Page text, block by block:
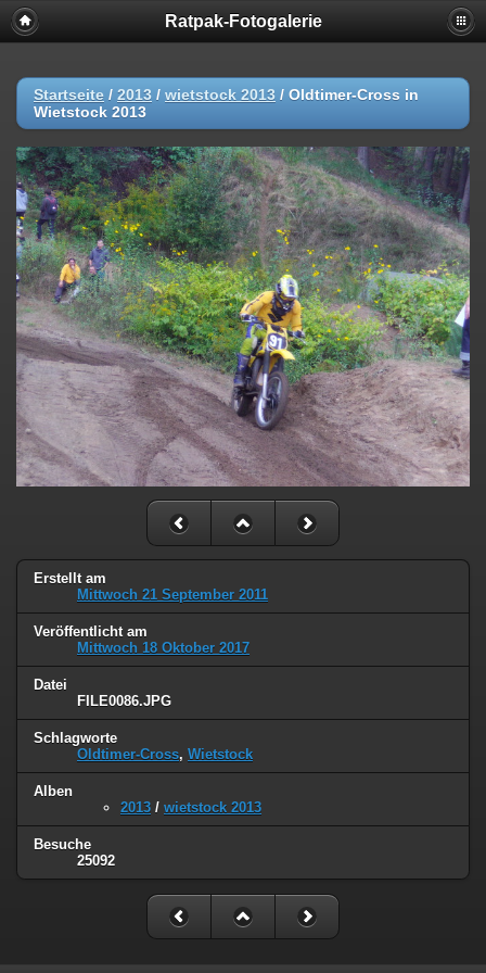
Ratpak-Fotogalerie
Startseite / 2013 / wietstock 2013 / Oldtimer-Cross in
Wietstock 2013
Erstellt am
Mittwoch 21 September 2011
Veröffentlicht am
Mittwoch 18 Oktober 2017
Datei
FILE0086.JPG
Schlagworte
Oldtimer-Cross, Wietstock
Alben
2013 / wietstock 2013
Besuche
25092